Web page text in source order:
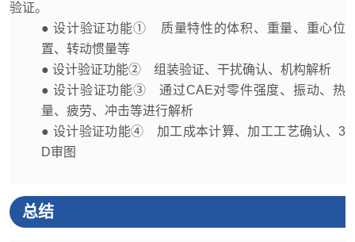
验证。
● 设计验证功能① 质量特性的体积、重量、重心位
置、转动惯量等
● 设计验证功能② 组装验证、干扰确认、机构解析
● 设计验证功能③ 通过CAE对零件强度、振动、热
量、疲劳、冲击等进行解析
● 设计验证功能④ 加工成本计算、加工工艺确认、3
D审图
总结